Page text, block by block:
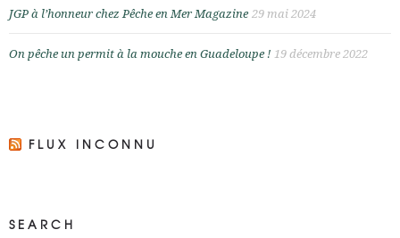
JGP à l’honneur chez Pêche en Mer Magazine 29 mai 2024
On pêche un permit à la mouche en Guadeloupe ! 19 décembre 2022
FLUX INCONNU
SEARCH